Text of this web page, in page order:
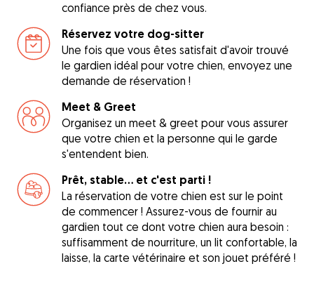
confiance près de chez vous.
Réservez votre dog-sitter
Une fois que vous êtes satisfait d'avoir trouvé
le gardien idéal pour votre chien, envoyez une
demande de réservation !
Meet & Greet
Organisez un meet & greet pour vous assurer
que votre chien et la personne qui le garde
s'entendent bien.
Prêt, stable... et c'est parti !
La réservation de votre chien est sur le point
de commencer ! Assurez-vous de fournir au
gardien tout ce dont votre chien aura besoin :
suffisamment de nourriture, un lit confortable, la
laisse, la carte vétérinaire et son jouet préféré !